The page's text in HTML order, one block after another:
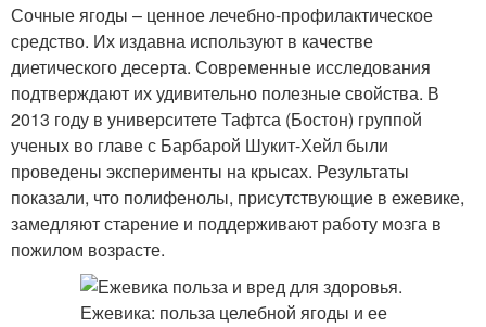
Сочные ягоды – ценное лечебно-профилактическое
средство. Их издавна используют в качестве
диетического десерта. Современные исследования
подтверждают их удивительно полезные свойства. В
2013 году в университете Тафтса (Бостон) группой
ученых во главе с Барбарой Шукит-Хейл были
проведены эксперименты на крысах. Результаты
показали, что полифенолы, присутствующие в ежевике,
замедляют старение и поддерживают работу мозга в
пожилом возрасте.